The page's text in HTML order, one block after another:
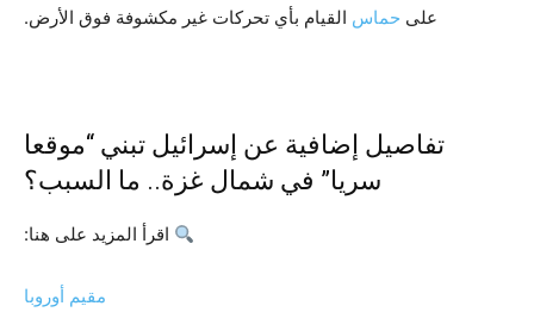
على حماس القيام بأي تحركات غير مكشوفة فوق الأرض.
تفاصيل إضافية عن إسرائيل تبني “موقعا
سريا” في شمال غزة.. ما السبب؟
اقرأ المزيد على هنا:
مقيم أوروبا